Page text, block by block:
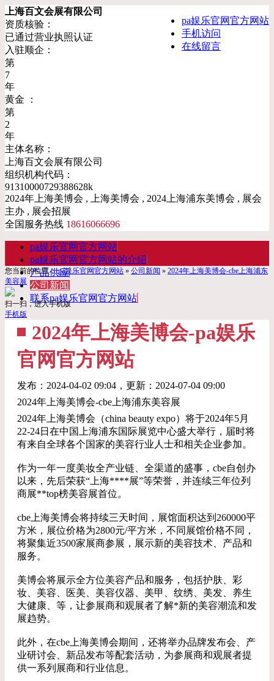
pa娱乐官网官方网站
手机访问
在线留言
上海百文会展有限公司
资质核验：
已通过营业执照认证
入驻顺企：
第
7
年
黄金 ：
第
2
年
主体名称：
上海百文会展有限公司
组织机构代码：
91310000729388628k
2024年上海美博会 , 上海美博会 , 2024上海浦东美博会 , 展会
主办 , 展会招展
全国服务热线 18616066696
pa娱乐官网官方网站
pa娱乐官网官方网站的介绍
产品供应
公司新闻
联系pa娱乐官网官方网站
您当前的位置：pa娱乐官网官方网站 » 公司新闻 » 2024年上海美博会-cbe上海浦东
美容展
扫一扫，进入手机版
手机版
2024年上海美博会-pa娱乐
官网官方网站
发布： 2024-04-02 09:04 ，更新： 2024-07-04 09:00
2024年上海美博会-cbe上海浦东美容展
2024年上海美博会（china beauty expo）将于2024年5月
22-24日在中国上海浦东国际展览中心盛大举行，届时将
有来自全球各个国家的美容行业人士和相关企业参加。
作为一年一度美妆全产业链、全渠道的盛事，cbe自创办
以来，先后荣获“上海****展”等荣誉，并连续三年位列
商展**top榜美容展首位。
cbe上海美博会将持续三天时间，展馆面积达到260000平
方米，展位价格为2800元/平方米，不同展馆价格不同，
将聚集近3500家展商参展，展示新的美容技术、产品和
服务。
美博会将展示全方位美容产品和服务，包括护肤、彩
妆、美容、医美、美容仪器、美甲、纹绣、美发、养生
大健康、等，让参展商和观展者了解*新的美容潮流和发
展趋势。
此外，在cbe上海美博会期间，还将举办品牌发布会、产
业研讨会、新品发布等配套活动，为参展商和观展者提
供一系列展商和行业信息。